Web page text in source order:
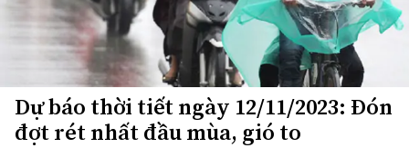
Dự báo thời tiết ngày 12/11/2023: Đón
đợt rét nhất đầu mùa, gió to